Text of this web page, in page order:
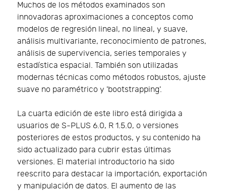
Muchos de los métodos examinados son
innovadoras aproximaciones a conceptos como
modelos de regresión lineal, no lineal, y suave,
análisis multivariante, reconocimiento de patrones,
análisis de supervivencia, series temporales y
estadística espacial. También son utilizadas
modernas técnicas como métodos robustos, ajuste
suave no paramétrico y 'bootstrapping'.
La cuarta edición de este libro está dirigida a
usuarios de S-PLUS 6.0, R 1.5.0, o versiones
posteriores de estos productos, y su contenido ha
sido actualizado para cubrir estas últimas
versiones. El material introductorio ha sido
reescrito para destacar la importación, exportación
y manipulación de datos. El aumento de las